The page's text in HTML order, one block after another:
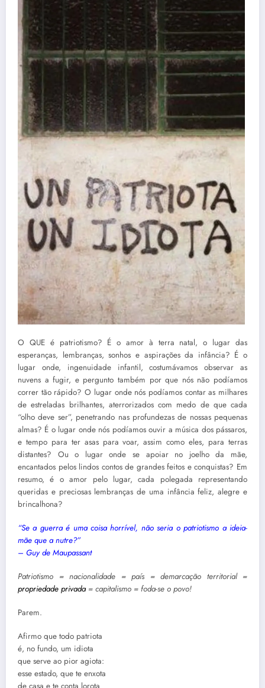
O QUE é patriotismo? É o amor à terra natal, o lugar das
esperanças, lembranças, sonhos e aspirações da infância? É o
lugar onde, ingenuidade infantil, costumávamos observar as
nuvens a fugir, e pergunto também por que nós não podíamos
correr tão rápido? O lugar onde nós podíamos contar as milhares
de estreladas brilhantes, aterrorizados com medo de que cada
“olho deve ser”, penetrando nas profundezas de nossas pequenas
almas? É o lugar onde nós podíamos ouvir a música dos pássaros,
e tempo para ter asas para voar, assim como eles, para terras
distantes? Ou o lugar onde se apoiar no joelho da mãe,
encantados pelos lindos contos de grandes feitos e conquistas? Em
resumo, é o amor pelo lugar, cada polegada representando
queridas e preciosas lembranças de uma infância feliz, alegre e
brincalhona?
“Se a guerra é uma coisa horrível, não seria o patriotismo a ideia-
mãe que a nutre?”
– Guy de Maupassant
Patriotismo = nacionalidade = país = demarcação territorial =
propriedade privada= capitalismo = foda-se o povo!
Parem.
Afirmo que todo patriota
é, no fundo, um idiota
que serve ao pior agiota:
esse estado, que te enxota